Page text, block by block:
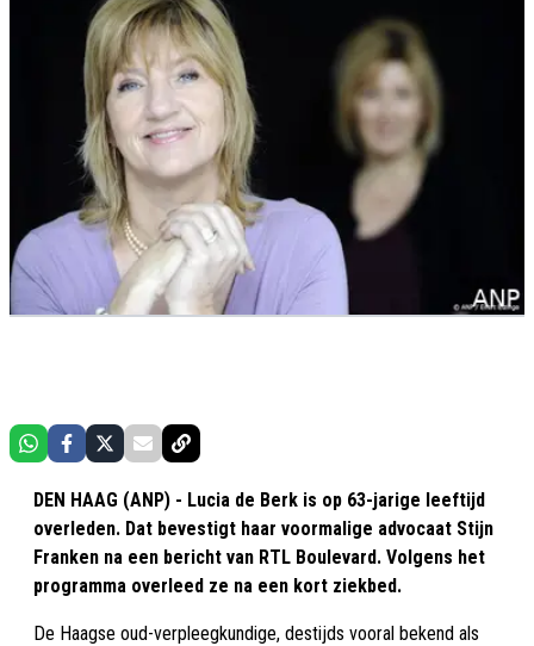
DEN HAAG (ANP) - Lucia de Berk is op 63-jarige leeftijd
overleden. Dat bevestigt haar voormalige advocaat Stijn
Franken na een bericht van RTL Boulevard. Volgens het
programma overleed ze na een kort ziekbed.
De Haagse oud-verpleegkundige, destijds vooral bekend als